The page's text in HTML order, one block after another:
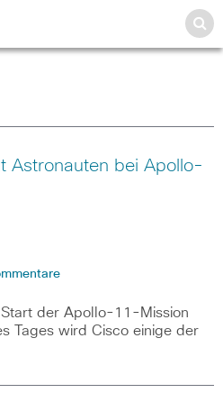
Astronauten bei Apollo-
der Apollo-11-Mission
Tages wird Cisco einige der